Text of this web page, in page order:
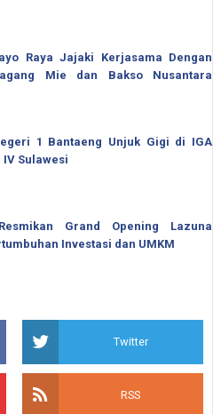
Raya Jajaki Kerjasama Dengan
Mie dan Bakso Nusantara
1 Bantaeng Unjuk Gigi di IGA
IV Sulawesi
Grand Opening Lazuna
Investasi dan UMKM
Twitter
RSS